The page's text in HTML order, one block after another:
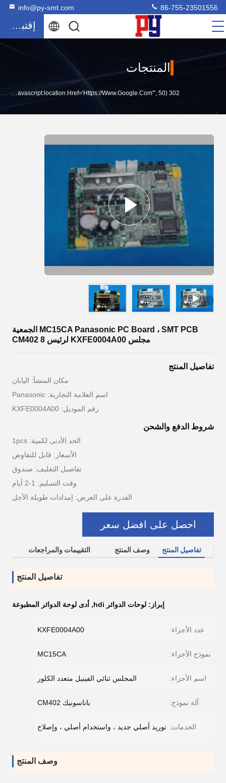
info@py-smt.com 86-755-23501556
إقتباس
المنتجات
MC15CA Panasonic PC Board ، SMT PCB الجمعية
مجلس KXFE0004A00 لرئيس CM402 8
تفاصيل المنتج
مكان المنشأ: اليابان
اسم العلامة التجارية: Panasonic
رقم الموديل: KXFE0004A00
شروط الدفع والشحن
الحد الأدنى لكمية: 1pcs
الأسعار: قابل للتفاوض
تفاصيل التغليف: صندوق
وقت التسليم: 1-2 أيام
القدرة على العرض: إمدادات طويلة الأجل
احصل على افضل سعر
تفاصيل المنتج وصف المنتج التقييمات والمراجعات
تفاصيل المنتج
إبراز: لوحات الدوائر hdi , أدى لوحة الدوائر المطبوعة
عدد الأجزاء: KXFE0004A00
نموذج الأجزاء: MC15CA
اسم الأجزاء: المجلس ثنائي الفينيل متعدد الكلور
آلة نموذج: باناسونيك CM402
الخدمات: توريد أصلي جديد ، واستخدام أصلي ، وإصلاح
وصف المنتج